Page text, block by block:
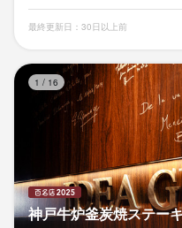
最終更新日：30日以上前
1 / 16
神戸牛炉釜炭焼ステー